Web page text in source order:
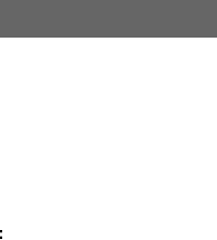
laboratoryjnej
• obsługa
• rozwinięte
• zaangażowanie,